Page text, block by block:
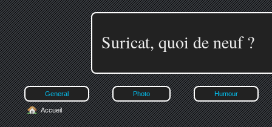
Suricat, quoi de neuf ?
General Photo Humour
Accueil